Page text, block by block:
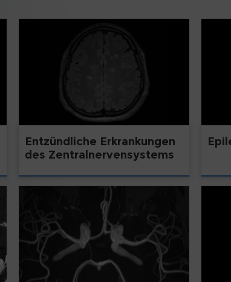
Entzündliche Erkrankungen
des Zentralnervensystems